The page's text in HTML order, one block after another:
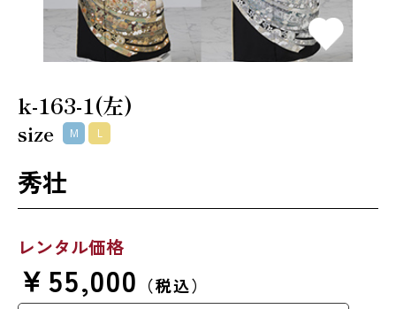
k-163-1(左)
size M L
秀壮
レンタル価格
￥55,000 （税込）